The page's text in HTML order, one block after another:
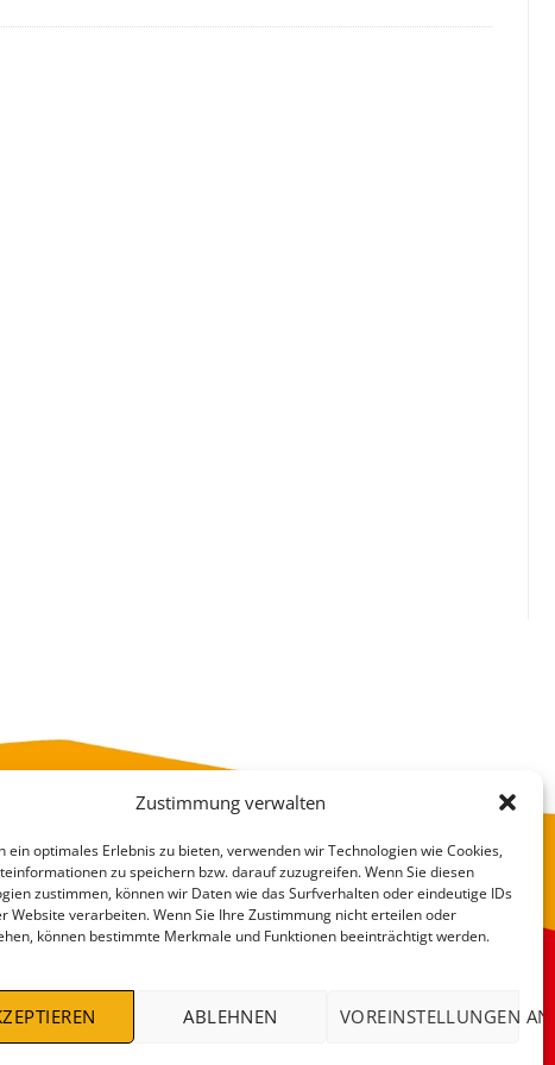
Zustimmung verwalten
ein optimales Erlebnis zu bieten, verwenden wir Technologien wie Cookies,
zu speichern bzw. darauf zuzugreifen. Wenn Sie diesen
zustimmen, können wir Daten wie das Surfverhalten oder eindeutige IDs
Website verarbeiten. Wenn Sie Ihre Zustimmung nicht erteilen oder
können bestimmte Merkmale und Funktionen beeinträchtigt werden.
ABLEHNEN VOREINSTELLUNGEN